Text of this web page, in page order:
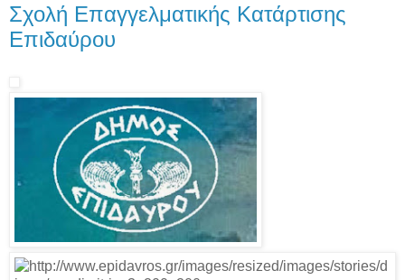
Σχολή Επαγγελματικής Κατάρτισης
Επιδαύρου